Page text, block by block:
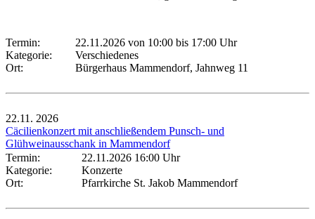
Termin: 22.11.2026 von 10:00 bis 17:00 Uhr
Kategorie:
Verschiedenes
Ort:
Bürgerhaus Mammendorf, Jahnweg 11
22.11. 2026
Cäcilienkonzert mit anschließendem Punsch- und
Glühweinausschank in Mammendorf
Termin:
22.11.2026 16:00 Uhr
Kategorie:
Konzerte
Ort:
Pfarrkirche St. Jakob Mammendorf